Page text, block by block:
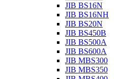
JIB BS16N
JIB BS16NH
JIB BS20N
JIB BS450B
JIB BS500A
JIB BS600A
JIB MBS300
JIB MBS350